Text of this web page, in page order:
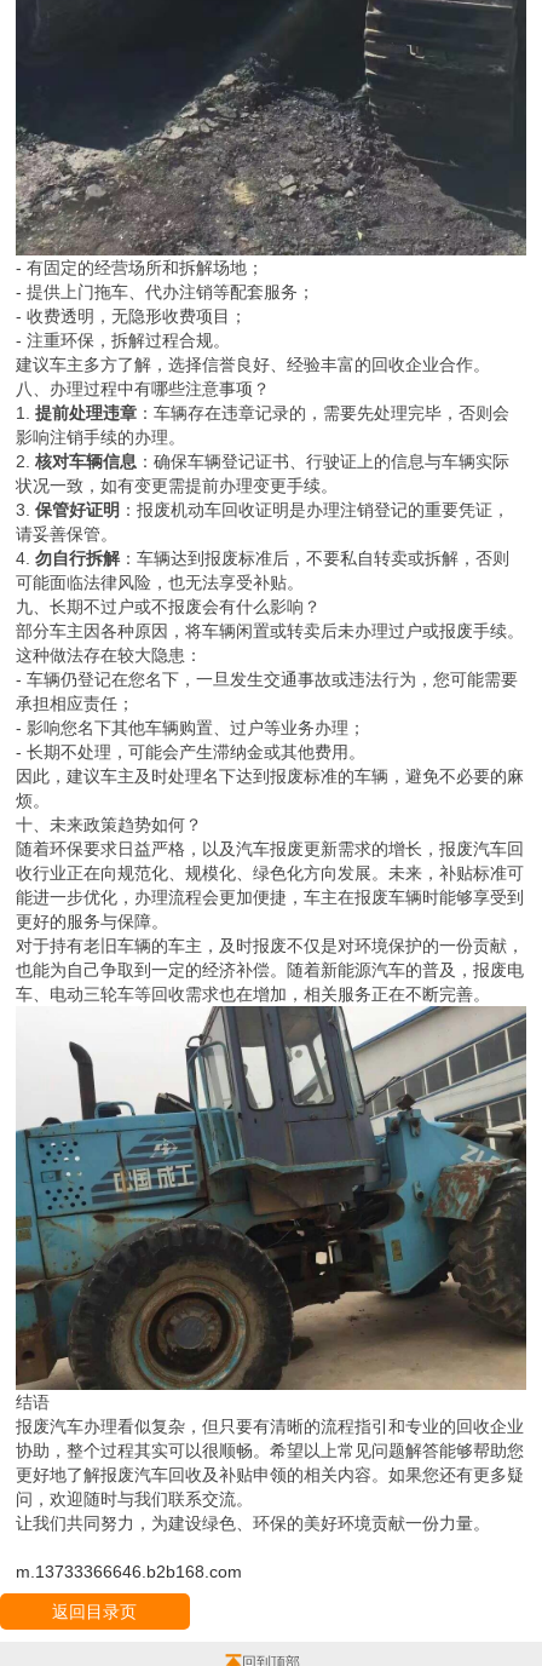
- 有固定的经营场所和拆解场地；
- 提供上门拖车、代办注销等配套服务；
- 收费透明，无隐形收费项目；
- 注重环保，拆解过程合规。
建议车主多方了解，选择信誉良好、经验丰富的回收企业合作。
八、办理过程中有哪些注意事项？
1.提前处理违章 ：车辆存在违章记录的，需要先处理完毕，否则会
影响注销手续的办理。
2.核对车辆信息 ：确保车辆登记证书、行驶证上的信息与车辆实际
状况一致，如有变更需提前办理变更手续。
3.保管好证明 ：报废机动车回收证明是办理注销登记的重要凭证，
请妥善保管。
4.勿自行拆解：车辆达到报废标准后，不要私自转卖或拆解，否则
可能面临法律风险，也无法享受补贴。
九、长期不过户或不报废会有什么影响？
部分车主因各种原因，将车辆闲置或转卖后未办理过户或报废手续。
这种做法存在较大隐患：
- 车辆仍登记在您名下，一旦发生交通事故或违法行为，您可能需要
承担相应责任；
- 影响您名下其他车辆购置、过户等业务办理；
- 长期不处理，可能会产生滞纳金或其他费用。
因此，建议车主及时处理名下达到报废标准的车辆，避免不必要的麻
烦。
十、未来政策趋势如何？
随着环保要求日益严格，以及汽车报废更新需求的增长，报废汽车回
收行业正在向规范化、规模化、绿色化方向发展。未来，补贴标准可
能进一步优化，办理流程会更加便捷，车主在报废车辆时能够享受到
更好的服务与保障。
对于持有老旧车辆的车主，及时报废不仅是对环境保护的一份贡献，
也能为自己争取到一定的经济补偿。随着新能源汽车的普及，报废电
车、电动三轮车等回收需求也在增加，相关服务正在不断完善。
结语
报废汽车办理看似复杂，但只要有清晰的流程指引和专业的回收企业
协助，整个过程其实可以很顺畅。希望以上常见问题解答能够帮助您
更好地了解报废汽车回收及补贴申领的相关内容。如果您还有更多疑
问，欢迎随时与我们联系交流。
让我们共同努力，为建设绿色、环保的美好环境贡献一份力量。
m.13733366646.b2b168.com
返回目录页
回到顶部